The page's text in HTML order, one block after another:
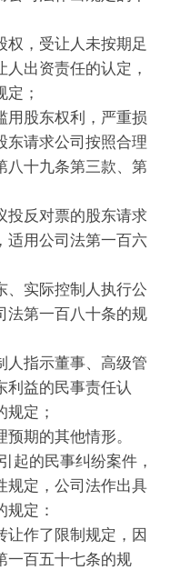
权，受让人未按期足
出资责任的认定，
；
用股东权利，严重损
东请求公司按照合理
八十九条第三款、第
投反对票的股东请求
适用公司法第一百六
、实际控制人执行公
法第一百八十条的规
人指示董事、高级管
利益的民事责任认
定；
期的其他情形。
起的民事纠纷案件，
规定，公司法作出具
定：
让作了限制规定，因
一百五十七条的规